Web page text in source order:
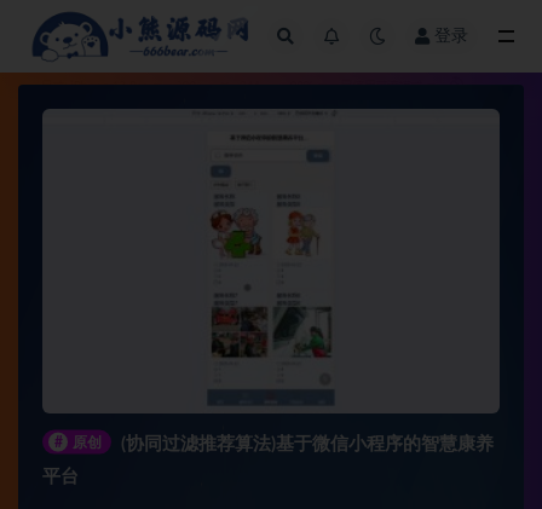
登录
# 原创
(协同过滤推荐算法)基于微信小程序的智慧康养
平台